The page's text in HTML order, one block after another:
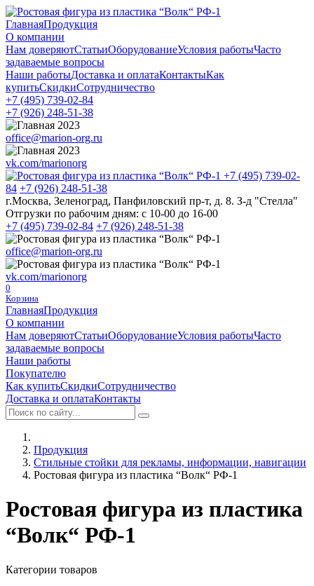
ГлавнаяПродукция
О компании
Нам доверяютСтатьиОборудованиеУсловия работыЧасто
задаваемые вопросы
Наши работыДоставка и оплатаКонтактыКак
купитьСкидкиСотрудничество
+7 (495) 739-02-84
+7 (926) 248-51-38
office@marion-org.ru
vk.com/marionorg
+7 (495) 739-02-
84 +7 (926) 248-51-38
г.Москва, Зеленоград, Панфиловский пр-т, д. 8. З-д "Стелла"
Отгрузки по рабочим дням: с 10-00 до 16-00
+7 (495) 739-02-84 +7 (926) 248-51-38
office@marion-org.ru
vk.com/marionorg
0
Корзина
ГлавнаяПродукция
О компании
Нам доверяютСтатьиОборудованиеУсловия работыЧасто
задаваемые вопросы
Наши работы
Покупателю
Как купитьСкидкиСотрудничество
Доставка и оплатаКонтакты
Продукция
Стильные стойки для рекламы, информации, навигации
Ростовая фигура из пластика “Волк“ РФ-1
Ростовая фигура из пластика
“Волк“ РФ-1
Категории товаров